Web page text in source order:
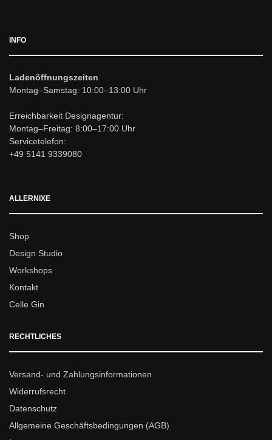
INFO
Ladenöffnungszeiten
Montag–Samstag: 10:00–13:00 Uhr
Erreichbarkeit Designagentur:
Montag–Freitag: 8:00–17:00 Uhr
Servicetelefon:
+49 5141 9339080
ALLERNIXE
Shop
Design Studio
Workshops
Kontakt
Celle Gin
RECHTLICHES
Versand- und Zahlungsinformationen
Widerrufsrecht
Datenschutz
Allgemeine Geschäftsbedingungen (AGB)